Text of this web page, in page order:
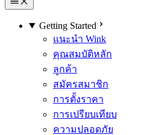
Getting Started
แนะนำ Wink
คุณสมบัติหลัก
ลูกค้า
สมัครสมาชิก
การตั้งราคา
การเปรียบเทียบ
ความปลอดภัย